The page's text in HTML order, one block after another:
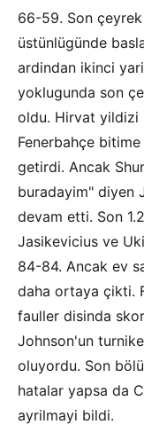
66-59. Son
üstünlügünde
ardindan ikinci
yoklugunda son
oldu. Hirvat yildizi
Fenerbahçe
getirdi. Ancak
buradayim" diyen
devam etti. Son
Jasikevicius ve
84-84. Ancak ev
daha ortaya çikti.
fauller disinda
Johnson'un
oluyordu. Son
hatalar yapsa da
ayrilmayi bildi.